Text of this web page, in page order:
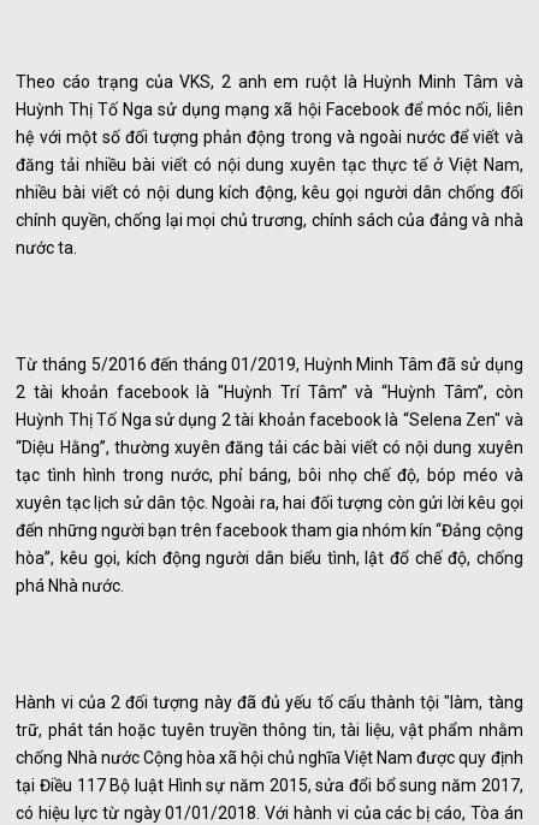
Theo cáo trạng của VKS, 2 anh em ruột là Huỳnh Minh Tâm và
Huỳnh Thị Tố Nga sử dụng mạng xã hội Facebook để móc nối, liên
hệ với một số đối tượng phản động trong và ngoài nước để viết và
đăng tải nhiều bài viết có nội dung xuyên tạc thực tế ở Việt Nam,
nhiều bài viết có nội dung kích động, kêu gọi người dân chống đối
chính quyền, chống lại mọi chủ trương, chính sách của đảng và nhà
nước ta.
Từ tháng 5/2016 đến tháng 01/2019, Huỳnh Minh Tâm đã sử dụng
2 tài khoản facebook là "Huỳnh Trí Tâm” và “Huỳnh Tâm”, còn
Huỳnh Thị Tố Nga sử dụng 2 tài khoản facebook là “Selena Zen" và
“Diệu Hằng”, thường xuyên đăng tải các bài viết có nội dung xuyên
tạc tình hình trong nước, phỉ báng, bôi nhọ chế độ, bóp méo và
xuyên tạc lịch sử dân tộc. Ngoài ra, hai đối tượng còn gửi lời kêu gọi
đến những người bạn trên facebook tham gia nhóm kín “Đảng cộng
hòa”, kêu gọi, kích động người dân biểu tình, lật đổ chế độ, chống
phá Nhà nước.
Hành vi của 2 đối tượng này đã đủ yếu tố cấu thành tội "làm, tàng
trữ, phát tán hoặc tuyên truyền thông tin, tài liệu, vật phẩm nhằm
chống Nhà nước Cộng hòa xã hội chủ nghĩa Việt Nam được quy định
tại Điều 117 Bộ luật Hình sự năm 2015, sửa đổi bổ sung năm 2017,
có hiệu lực từ ngày 01/01/2018. Với hành vi của các bị cáo, Tòa án